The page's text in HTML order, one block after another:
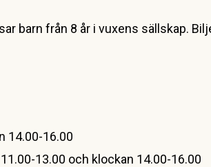
barn från 8 år i vuxens sällskap.
14.00-16.00
13.00 och klockan 14.00-16.00